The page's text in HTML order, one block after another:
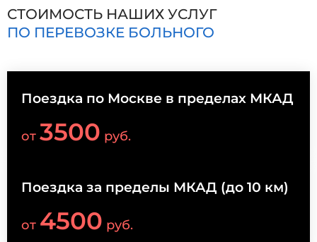
СТОИМОСТЬ НАШИХ УСЛУГ
ПО ПЕРЕВОЗКЕ БОЛЬНОГО
Поездка по Москве в пределах МКАД
от 3500 руб.
Поездка за пределы МКАД (до 10 км)
от 4500 руб.